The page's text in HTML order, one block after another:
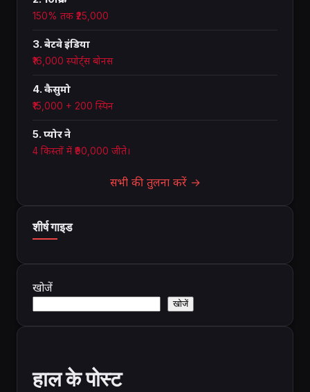
150% तक ₹25,000
3. बेटवे इंडिया
₹16,000 स्पोर्ट्स बोनस
4. कैसुमो
₹15,000 + 200 स्पिन
5. प्योर ने
4 किस्तों में ₹90,000 जीते।
सभी की तुलना करें →
शीर्ष गाइड
खोजें
खोजें
हाल के पोस्ट